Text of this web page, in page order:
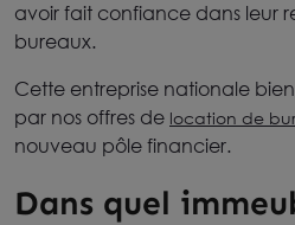
avoir fait confiance dans leur
bureaux.
Cette entreprise nationale
par nos offres de location de
nouveau pôle financier.
Dans quel